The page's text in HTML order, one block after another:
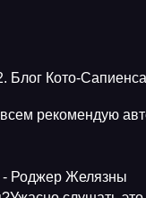
Блог Кото-
рекомендую
- Роджер Желязны